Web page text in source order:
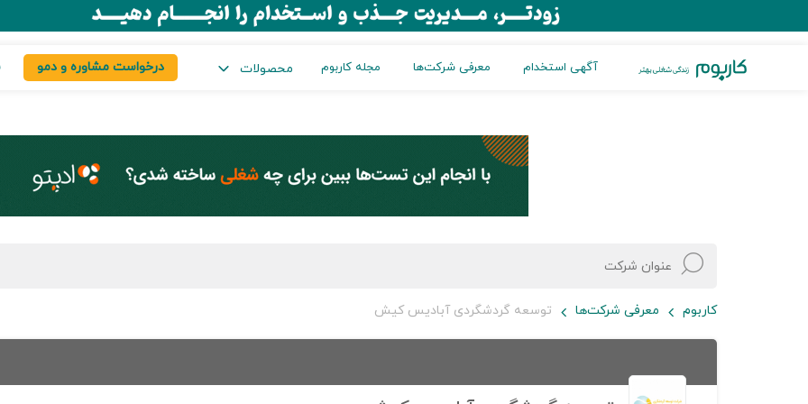
آگهی استخدام معرفی شرکت‌ها مجله کاربوم محصولات درخواست مشاوره و دمو
کاربوم معرفی شرکت‌ها توسعه گردشگردی آبادیس کیش